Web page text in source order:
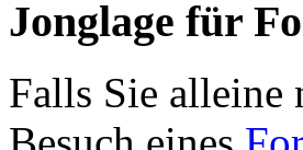
Jonglage für
Falls Sie alleine